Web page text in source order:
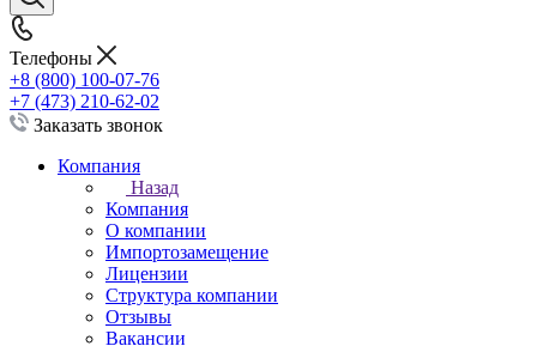
Телефоны
+8 (800) 100-07-76
+7 (473) 210-62-02
Заказать звонок
Компания
Назад
Компания
О компании
Импортозамещение
Лицензии
Структура компании
Отзывы
Вакансии